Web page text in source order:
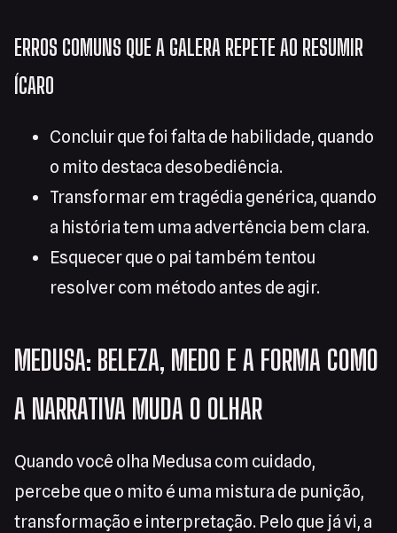
ERROS COMUNS QUE A GALERA REPETE AO RESUMIR
ÍCARO
Concluir que foi falta de habilidade, quando
o mito destaca desobediência.
Transformar em tragédia genérica, quando
a história tem uma advertência bem clara.
Esquecer que o pai também tentou
resolver com método antes de agir.
MEDUSA: BELEZA, MEDO E A FORMA COMO
A NARRATIVA MUDA O OLHAR
Quando você olha Medusa com cuidado,
percebe que o mito é uma mistura de punição,
transformação e interpretação. Pelo que já vi, a